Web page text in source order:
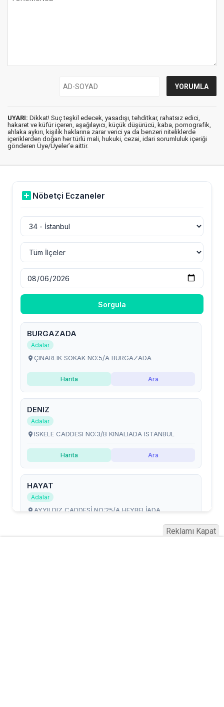
UYARI: Dikkat! Suç teşkil edecek, yasadışı, tehditkar, rahatsız edici,
hakaret ve küfür içeren, aşağılayıcı, küçük düşürücü, kaba, pornografik,
ahlaka aykırı, kişilik haklarına zarar verici ya da benzeri niteliklerde
içeriklerden doğan her türlü mali, hukuki, cezai, idari sorumluluk içeriği
gönderen Üye/Üyeler’e aittir.
Reklamı Kapat